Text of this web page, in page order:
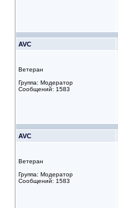
AVC
Ветеран
Группа: Модератор
Сообщений: 1583
AVC
Ветеран
Группа: Модератор
Сообщений: 1583